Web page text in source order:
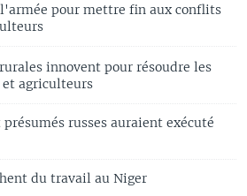
pour mettre fin aux conflits
innovent pour résoudre les
agriculteurs
russes auraient exécuté
du travail au Niger